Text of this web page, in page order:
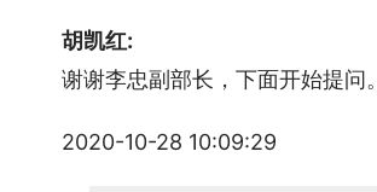
胡凯红:
谢谢李忠副部长，下面开始提问。
2020-10-28 10:09:29